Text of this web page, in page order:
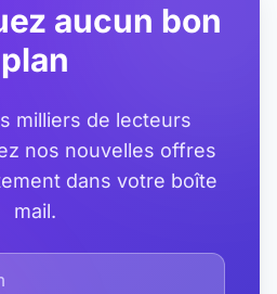
aucun bon
plan
milliers de lecteurs
nos nouvelles offres
dans votre boîte
mail.